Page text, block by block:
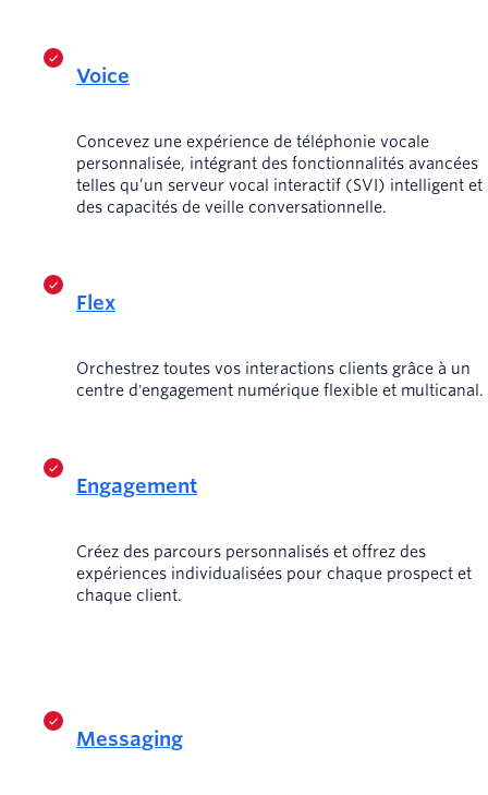
Voice
Concevez une expérience de téléphonie vocale
personnalisée, intégrant des fonctionnalités avancées
telles qu’un serveur vocal interactif (SVI) intelligent et
des capacités de veille conversationnelle.
Flex
Orchestrez toutes vos interactions clients grâce à un
centre d'engagement numérique flexible et multicanal.
Engagement
Créez des parcours personnalisés et offrez des
expériences individualisées pour chaque prospect et
chaque client.
Messaging